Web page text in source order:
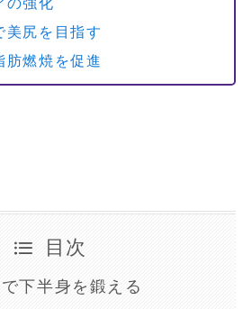
美尻を目指す
肪燃焼を促進
目次
下半身を鍛える